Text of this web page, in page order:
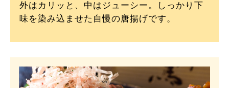
外はカリッと、中はジューシー。しっかり下
味を染み込ませた自慢の唐揚げです。